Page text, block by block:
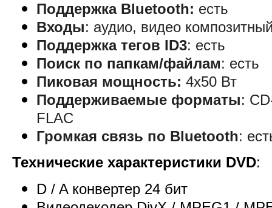
Поддержка Bluetooth: есть
Входы: аудио, видео
Поддержка тегов ID3: есть
Поиск по папкам/файлам: есть
Пиковая мощность: 4x50 Вт
Поддерживаемые форматы:
FLAC
Громкая связь по Bluetooth:
Технические характеристики DVD:
D / A конвертер 24 бит